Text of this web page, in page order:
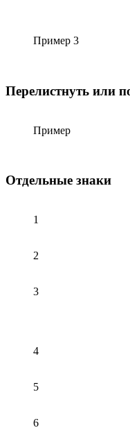
Пример 3
Перелистнуть или
Пример
Отдельные знаки
1
2
3
4
5
6